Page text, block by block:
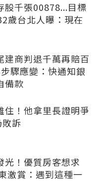
股千張00878...目標
歲台北人曝：現在
建商判退千萬再賠百
驟應變：快通知銀
備款
住！他拿里長證明爭
訴
光！優質房客想求
激賞：遇到這種一